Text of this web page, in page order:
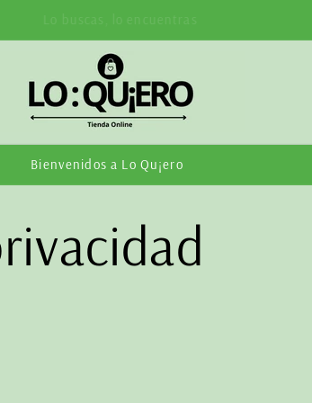
Bienvenidos a Lo Qu¡ero